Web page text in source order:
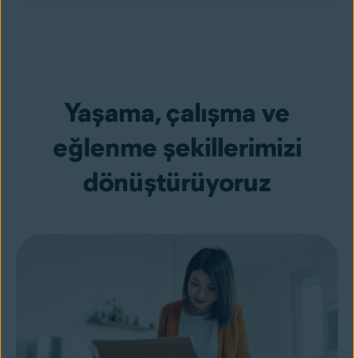
Yaşama, çalışma ve
eğlenme şekillerimizi
dönüştürüyoruz